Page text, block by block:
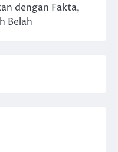
dengan Fakta,
Belah